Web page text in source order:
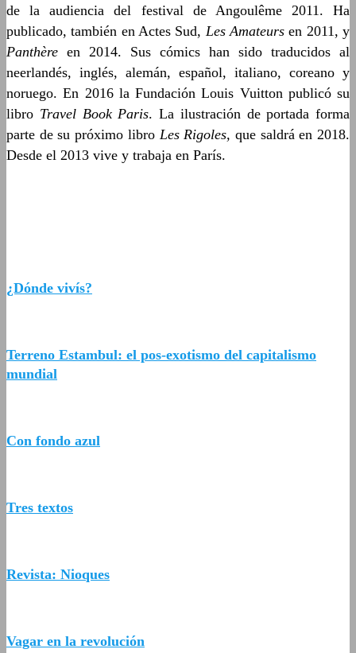
de la audiencia del festival de Angoulême 2011. Ha
publicado, también en Actes Sud, Les Amateurs en 2011, y
Panthère en 2014. Sus cómics han sido traducidos al
neerlandés, inglés, alemán, español, italiano, coreano y
noruego. En 2016 la Fundación Louis Vuitton publicó su
libro Travel Book Paris. La ilustración de portada forma
parte de su próximo libro Les Rigoles, que saldrá en 2018.
Desde el 2013 vive y trabaja en París.
¿Dónde vivís?
Terreno Estambul: el pos-exotismo del capitalismo
mundial
Con fondo azul
Tres textos
Revista: Nioques
Vagar en la revolución